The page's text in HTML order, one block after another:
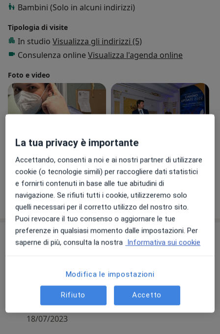
Bambini (Solo in alcuni indirizzi)
Tipologia di visite
In studio Visualizza gli indirizzi (5)
Consulenza online Visualizza l'agenda online
Foto e video
Visualizza galleria (2)
Mostra dettagli
sull'esperienza
Comunicazioni importanti
Per info e prenotazioni contattare 3312134565,
preferibilmente via Whatsapp
18/07/2023
La tua privacy è importante
Accettando, consenti a noi e ai nostri partner di utilizzare
cookie (o tecnologie simili) per raccogliere dati statistici
e fornirti contenuti in base alle tue abitudini di
navigazione. Se rifiuti tutti i cookie, utilizzeremo solo
quelli necessari per il corretto utilizzo del nostro sito.
Puoi revocare il tuo consenso o aggiornare le tue
preferenze in qualsiasi momento dalle impostazioni. Per
saperne di più, consulta la nostra Informativa sui cookie
Modifica le impostazioni
Rifiuto Accetto